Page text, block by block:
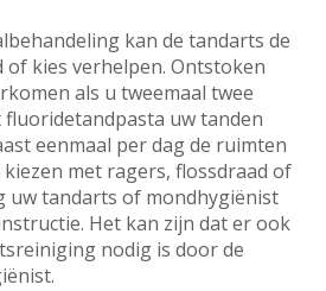
kan de tandarts de
kies verhelpen. Ontstoken
als u tweemaal twee
uw tanden
eenmaal per dag de ruimten
met ragers, flossdraad of
uw tandarts of mondhygiënist
Het kan zijn dat er ook
nodig is door de